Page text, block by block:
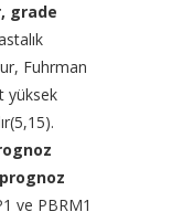
grade
Fuhrman
yüksek
ve PBRM1